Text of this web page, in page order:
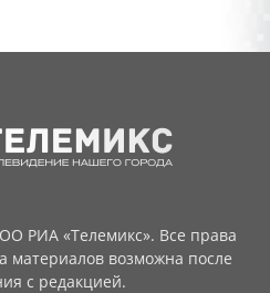
РИА «Телемикс». Все права
возможна после
с редакцией.